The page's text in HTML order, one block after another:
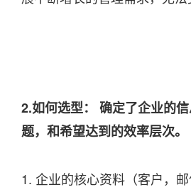
2.如何选型： 确定了企业的
题，和希望达到的效率层次。
1. 企业的核心资料（客户，邮